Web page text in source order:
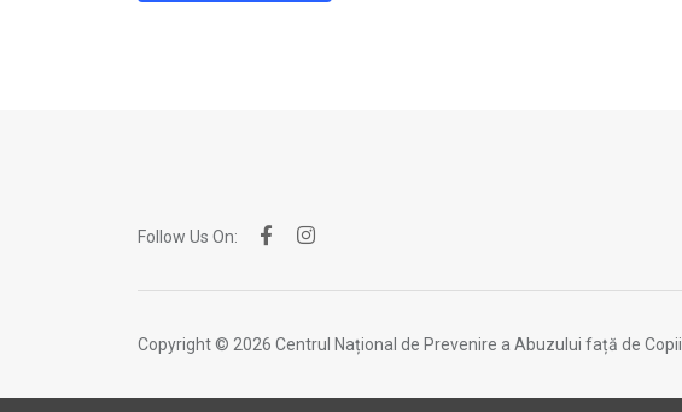
Follow Us On:
Copyright © 2026 Centrul Național de Prevenire a Abuzului față de Copii